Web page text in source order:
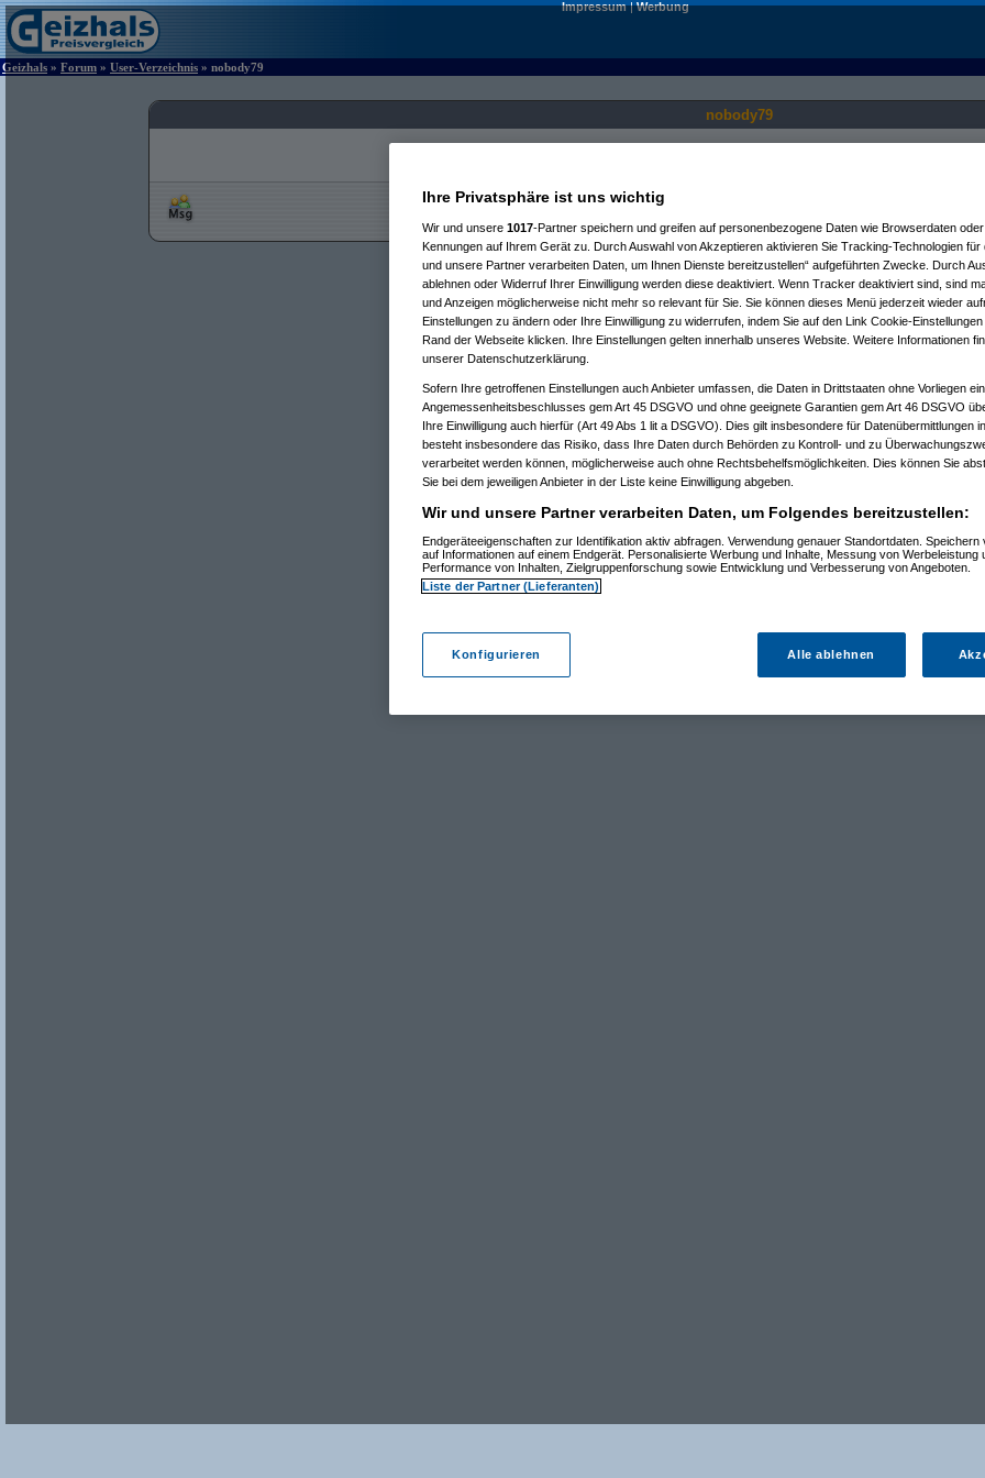
Impressum|Werbung
Geizhals » Forum » User-Verzeichnis » nobody79
nobody79
Ihre Privatsphäre ist uns wichtig
Wir und unsere 1017-Partner speichern und greifen auf personenbezogene Daten wie Browserdaten
Kennungen auf Ihrem Gerät zu. Durch Auswahl von Akzeptieren aktivieren Sie Tracking-Technologien für
und unsere Partner verarbeiten Daten, um Ihnen Dienste bereitzustellen“ aufgeführten Zwecke. Durch
ablehnen oder Widerruf Ihrer Einwilligung werden diese deaktiviert. Wenn Tracker deaktiviert sind, sind
und Anzeigen möglicherweise nicht mehr so relevant für Sie. Sie können dieses Menü jederzeit wieder
Einstellungen zu ändern oder Ihre Einwilligung zu widerrufen, indem Sie auf den Link Cookie-
Rand der Webseite klicken. Ihre Einstellungen gelten innerhalb unseres Website. Weitere Informationen
unserer Datenschutzerklärung.
Sofern Ihre getroffenen Einstellungen auch Anbieter umfassen, die Daten in Drittstaaten ohne Vorliegen
Angemessenheitsbeschlusses gem Art 45 DSGVO und ohne geeignete Garantien gem Art 46 DSGVO
Ihre Einwilligung auch hierfür (Art 49 Abs 1 lit a DSGVO). Dies gilt insbesondere für Datenübermittlungen
besteht insbesondere das Risiko, dass Ihre Daten durch Behörden zu Kontroll- und zu
verarbeitet werden können, möglicherweise auch ohne Rechtsbehelfsmöglichkeiten. Dies können Sie
Sie bei dem jeweiligen Anbieter in der Liste keine Einwilligung abgeben.
Wir und unsere Partner verarbeiten Daten, um Folgendes bereitzustellen:
Endgeräteeigenschaften zur Identifikation aktiv abfragen. Verwendung genauer Standortdaten. Speichern
auf Informationen auf einem Endgerät. Personalisierte Werbung und Inhalte, Messung von Werbeleistung
Performance von Inhalten, Zielgruppenforschung sowie Entwicklung und Verbesserung von Angeboten.
Liste der Partner (Lieferanten)
Konfigurieren Alle ablehnen